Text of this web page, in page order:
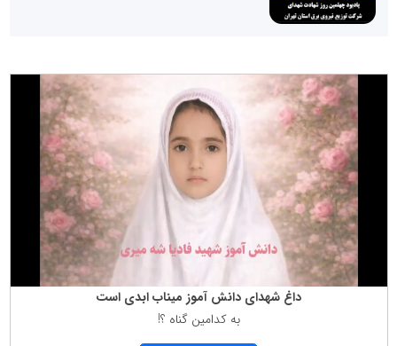
داغ شهدای دانش آموز میناب ابدی است
به كدامین گناه ؟!